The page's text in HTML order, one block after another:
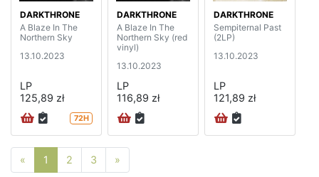
DARKTHRONE
A Blaze In The
Northern Sky
13.10.2023
LP
125,89 zł
72H
DARKTHRONE
A Blaze In The
Northern Sky (red
vinyl)
13.10.2023
LP
116,89 zł
DARKTHRONE
Sempiternal Past
(2LP)
13.10.2023
LP
121,89 zł
« Poprzednia strona
1 2 3 »